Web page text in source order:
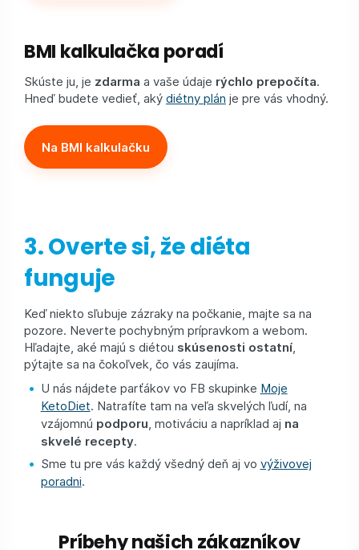
BMI kalkulačka poradí
Skúste ju, je zdarma a vaše údaje rýchlo prepočíta.
Hneď budete vedieť, aký diétny plán je pre vás vhodný.
Na BMI kalkulačku
3. Overte si, že diéta
funguje
Keď niekto sľubuje zázraky na počkanie, majte sa na
pozore. Neverte pochybným prípravkom a webom.
Hľadajte, aké majú s diétou skúsenosti ostatní,
pýtajte sa na čokoľvek, čo vás zaujíma.
U nás nájdete parťákov vo FB skupinke Moje
KetoDiet. Natrafíte tam na veľa skvelých ľudí, na
vzájomnú podporu , motiváciu a napríklad aj na
skvelé recepty.
Sme tu pre vás každý všedný deň aj vo výživovej
poradni.
Príbehy našich zákazníkov